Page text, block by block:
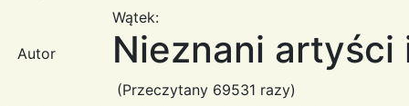
Autor
Wątek:
Nieznani artyści
(Przeczytany 69531 razy)